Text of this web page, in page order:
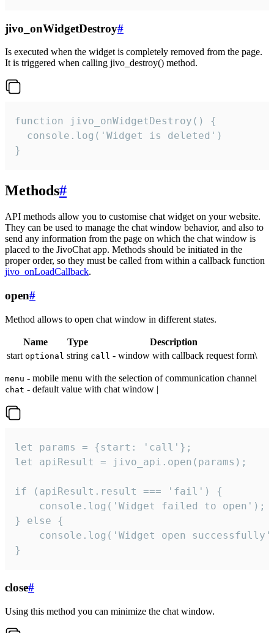
jivo_onWidgetDestroy#
Is executed when the widget is completely removed from the page.
It is triggered when calling jivo_destroy() method.
function jivo_onWidgetDestroy() {
  console.log('Widget is deleted')
}
Methods#
API methods allow you to customise chat widget on your website.
They can be used to manage the chat window behavior, and also to
send any information from the page on which the chat window is
placed to the JivoChat app. Methods should be initiated in the
proper order, so they must be called from within a callback function
jivo_onLoadCallback.
open#
Method allows to open chat window in different states.
Name Type
Description
start optional string call - window with callback request form\
menu - mobile menu with the selection of communication channel
chat - default value with chat window |
let params = {start: 'call'};
let apiResult = jivo_api.open(params);
if (apiResult.result === 'fail') {
    console.log('Widget failed to open');
} else {
console.log('Widget open
}
close#
Using this method you can minimize the chat window.